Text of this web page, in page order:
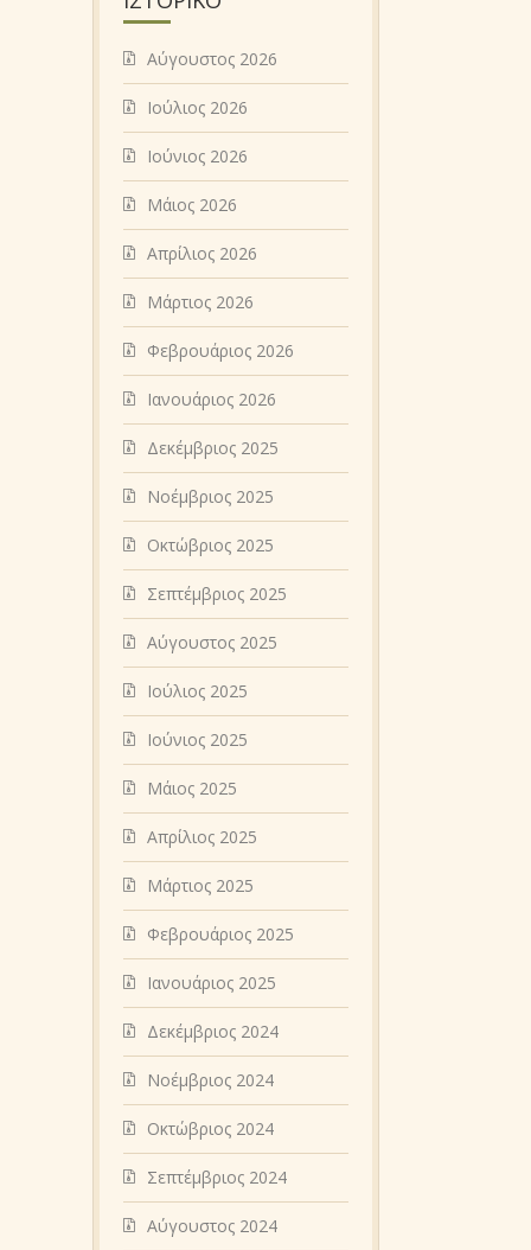
Αύγουστος 2026
Ιούλιος 2026
Ιούνιος 2026
Μάιος 2026
Απρίλιος 2026
Μάρτιος 2026
Φεβρουάριος 2026
Ιανουάριος 2026
Δεκέμβριος 2025
Νοέμβριος 2025
Οκτώβριος 2025
Σεπτέμβριος 2025
Αύγουστος 2025
Ιούλιος 2025
Ιούνιος 2025
Μάιος 2025
Απρίλιος 2025
Μάρτιος 2025
Φεβρουάριος 2025
Ιανουάριος 2025
Δεκέμβριος 2024
Νοέμβριος 2024
Οκτώβριος 2024
Σεπτέμβριος 2024
Αύγουστος 2024